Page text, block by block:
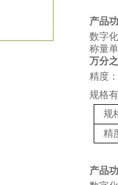
产品
数字
称量
万分
精度
规格
规
精
产品